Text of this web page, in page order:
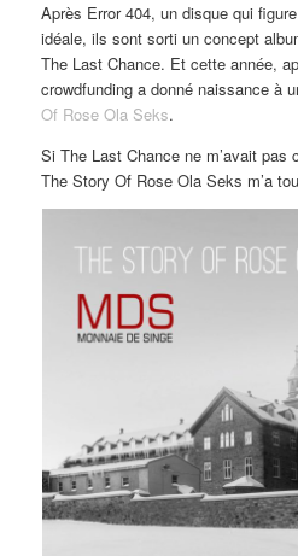
Après Error 404, un disque qui
idéale, ils sont sorti un concept
The Last Chance. Et cette année,
crowdfunding a donné naissance à
Of Rose Ola Seks.
Si The Last Chance ne m’avait pas
The Story Of Rose Ola Seks m’a